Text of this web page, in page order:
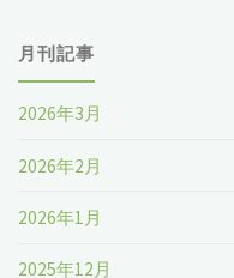
月刊記事
2026年3月
2026年2月
2026年1月
2025年12月